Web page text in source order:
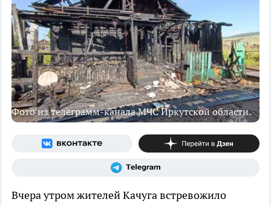
Фото из телеграмм-канала МЧС Иркутской области.
Вчера утром жителей Качуга встревожило